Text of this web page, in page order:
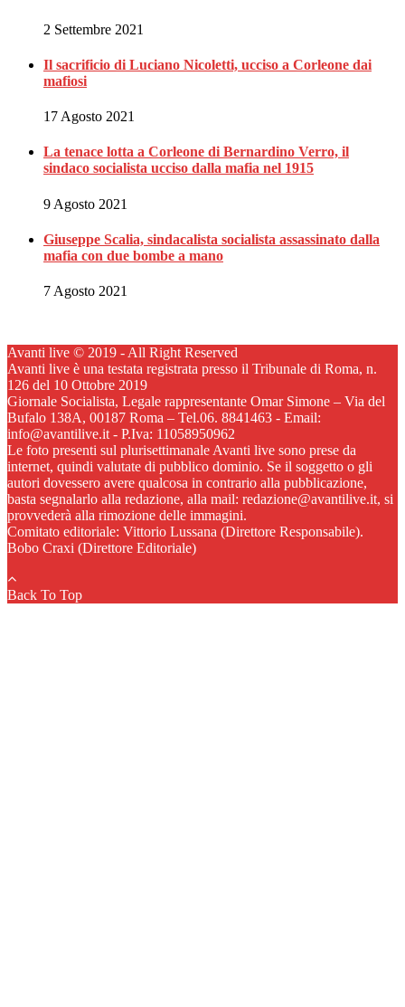
2 Settembre 2021
Il sacrificio di Luciano Nicoletti, ucciso a Corleone dai
mafiosi
17 Agosto 2021
La tenace lotta a Corleone di Bernardino Verro, il
sindaco socialista ucciso dalla mafia nel 1915
9 Agosto 2021
Giuseppe Scalia, sindacalista socialista assassinato dalla
mafia con due bombe a mano
7 Agosto 2021
Avanti live © 2019 - All Right Reserved
Avanti live è una testata registrata presso il Tribunale di Roma, n.
126 del 10 Ottobre 2019
Giornale Socialista, Legale rappresentante Omar Simone – Via del
Bufalo 138A, 00187 Roma – Tel.06. 8841463 - Email:
info@avantilive.it - P.Iva: 11058950962
Le foto presenti sul plurisettimanale Avanti live sono prese da
internet, quindi valutate di pubblico dominio. Se il soggetto o gli
autori dovessero avere qualcosa in contrario alla pubblicazione,
basta segnalarlo alla redazione, alla mail: redazione@avantilive.it, si
provvederà alla rimozione delle immagini.
Comitato editoriale: Vittorio Lussana (Direttore Responsabile).
Bobo Craxi (Direttore Editoriale)
Back To Top